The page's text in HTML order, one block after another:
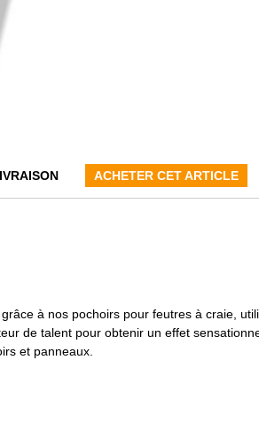
ACHETER CET ARTICLE
à nos pochoirs pour feutres à craie,
de talent pour obtenir un effet
et panneaux.